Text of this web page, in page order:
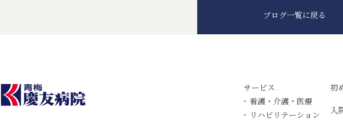
ブログ一覧に戻る
サービス
看護・介護・医療
リハビリテーション
初
入